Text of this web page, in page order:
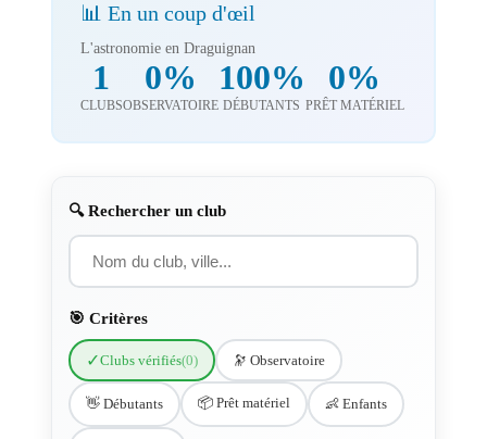
📊 En un coup d'œil
L'astronomie en Draguignan
1
CLUBS
0%
OBSERVATOIRE
100%
DÉBUTANTS
0%
PRÊT MATÉRIEL
🔍 Rechercher un club
🎯 Critères
✓Clubs vérifiés(0) 🔭 Observatoire
👋 Débutants 📦 Prêt matériel 👶 Enfants